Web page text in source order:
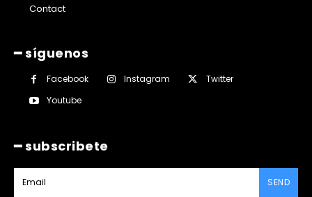
Contact
━ síguenos
Facebook Instagram
Twitter
Youtube
━ subscribete
SEND